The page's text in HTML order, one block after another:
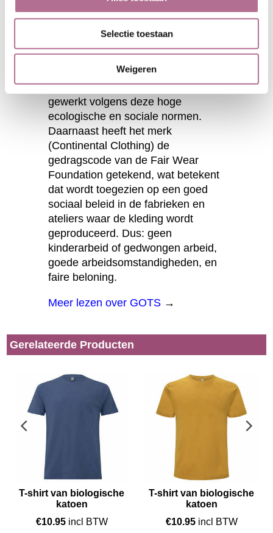
Selectie toestaan
Weigeren
GOTS staat voor Global Organic
Textile Standaard en is de
textiel. Deze top is GOTS-
gecertificeerd, wat betekent dat in
de volledige productieketen wordt
gewerkt volgens deze hoge
ecologische en sociale normen.
Daarnaast heeft het merk
(Continental Clothing) de
gedragscode van de Fair Wear
Foundation getekend, wat betekent
dat wordt toegezien op een goed
sociaal beleid in de fabrieken en
ateliers waar de kleding wordt
geproduceerd. Dus: geen
kinderarbeid of gedwongen arbeid,
goede arbeidsomstandigheden, en
faire beloning.
Meer lezen over GOTS →
Gerelateerde Producten
T-shirt van biologische
katoen
€10.95 incl BTW
T-shirt van biologische
katoen
€10.95 incl BTW